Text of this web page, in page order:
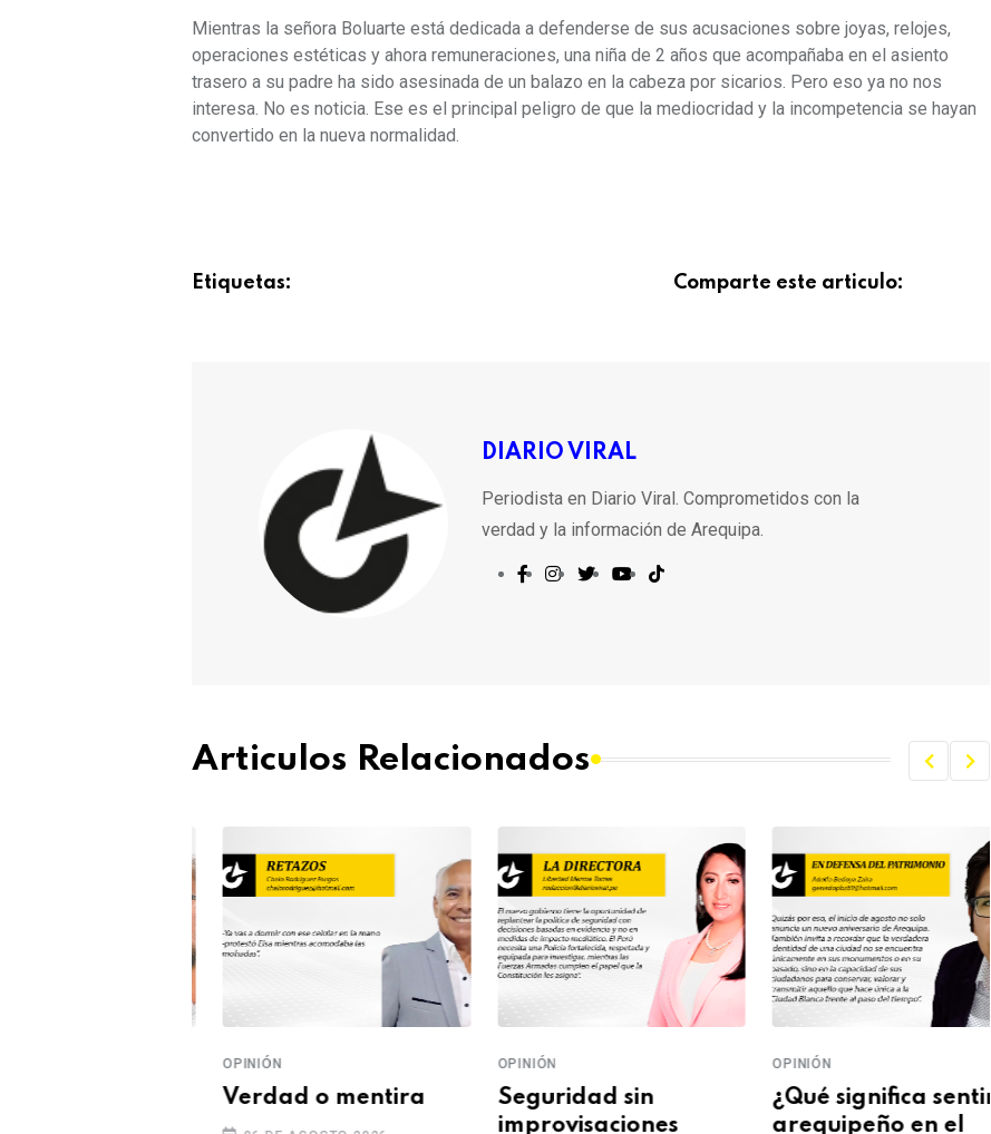
Mientras la señora Boluarte está dedicada a defenderse de sus acusaciones sobre joyas, relojes,
operaciones estéticas y ahora remuneraciones, una niña de 2 años que acompañaba en el asiento
trasero a su padre ha sido asesinada de un balazo en la cabeza por sicarios. Pero eso ya no nos
interesa. No es noticia. Ese es el principal peligro de que la mediocridad y la incompetencia se hayan
convertido en la nueva normalidad.
Etiquetas: Comparte este articulo:
DIARIO VIRAL
Periodista en Diario Viral. Comprometidos con la
verdad y la información de Arequipa.
Articulos Relacionados
OPINIÓN
Verdad o mentira
OPINIÓN
Seguridad sin
improvisaciones
OPINIÓN
¿Qué significa sentirse
arequipeño en el